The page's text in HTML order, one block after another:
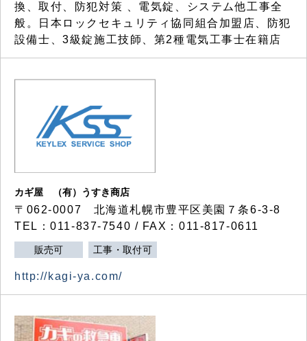
換、取付、防犯対策 、電気錠、システム他工事全
般。日本ロックセキュリティ協同組合加盟店、防犯
設備士、3級錠施工技師、第2種電気工事士在籍店
カギ屋 （有）うすき商店
〒062-0007 北海道札幌市豊平区美園７条6-3-8
TEL：011-837-7540 / FAX：011-817-0611
販売可 工事・取付可
http://kagi-ya.com/